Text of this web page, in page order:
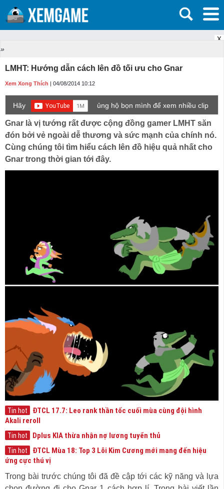
X
»
LMHT: Hướng dẫn cách lên đồ tối ưu cho Gnar
Xem Xong Thích | 04/08/2014 10:12
Hãy
ủng hộ bọn mình để xem nhiều clip
game mới hơn nhé!
Gnar là vị tướng rất được cộng đồng gamer LMHT săn
đón bởi vẻ ngoài dễ thương và sức mạnh của chính nó.
Cùng chúng tôi tìm hiểu cách lên đồ hiệu quả nhất cho
Gnar trong thời gian tới đây.
Tin hot
ĐTCL 17.7: Leo rank thần tốc cuối mùa cùng đội hình
Akali reroll
Tin hot Dplus KIA thừa nhận nợ lương tuyển thủ
Tin hot
ĐTCL Mùa 18: Top 3 Lõi Kim Cương mới mang đến hiệu
ứng cực thú vị
Trong bài trước chúng tôi đã đề cập tới các kỹ năng và lựa